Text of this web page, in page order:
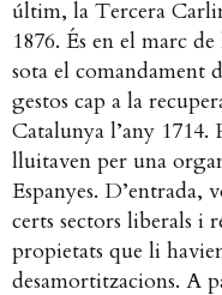
últim, la Tercera
1876. És en el marc
sota el comandament
gestos cap a la
Catalunya l’any 1714.
lluitaven per una
Espanyes. D’entrada,
certs sectors liberals i
propietats que li
desamortitzacions. A